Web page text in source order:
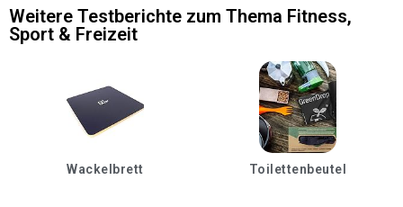
Weitere Testberichte zum Thema Fitness,
Sport & Freizeit
Wackelbrett Toilettenbeutel